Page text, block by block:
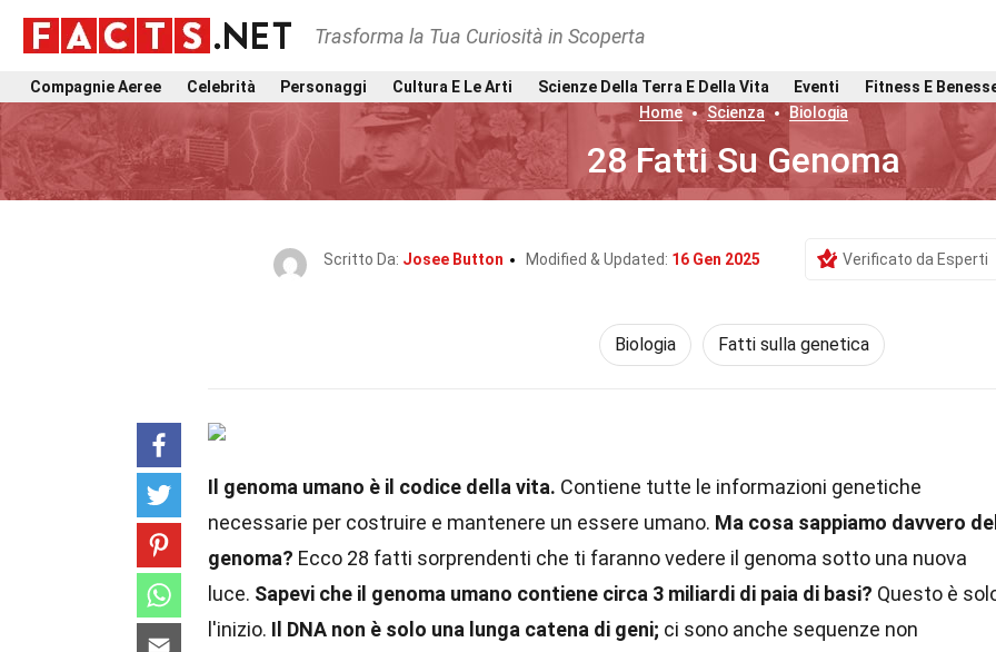
Trasforma la Tua Curiosità in Scoperta
Compagnie Aeree Celebrità Personaggi Cultura E Le Arti Scienze Della Terra E Della Vita Eventi
Fitness E
Home
Scienza Biologia
28 Fatti Su Genoma
Scritto Da: Josee Button Modified & Updated: 16 Gen 2025 Verificato da Esperti
Biologia Fatti sulla genetica
Il genoma umano è il codice della vita. Contiene tutte le informazioni genetiche
necessarie per costruire e mantenere un essere umano. Ma cosa sappiamo davvero
genoma? Ecco 28 fatti sorprendenti che ti faranno vedere il genoma sotto una nuova
luce. Sapevi che il genoma umano contiene circa 3 miliardi di paia di basi? Questo è
l'inizio. Il DNA non è solo una lunga catena di geni; ci sono anche sequenze non